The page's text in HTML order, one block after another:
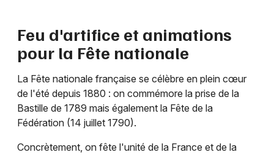
Feu d'artifice et animations
pour la Fête nationale
La Fête nationale française se célèbre en plein cœur
de l'été depuis 1880 : on commémore la prise de la
Bastille de 1789 mais également la Fête de la
Fédération (14 juillet 1790).
Concrètement, on fête l'unité de la France et de la